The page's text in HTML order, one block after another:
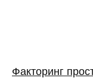
Факторинг